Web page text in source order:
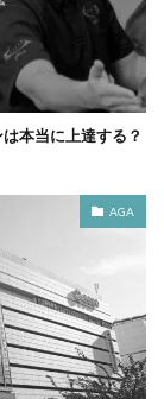
本当に上達する？
AGA